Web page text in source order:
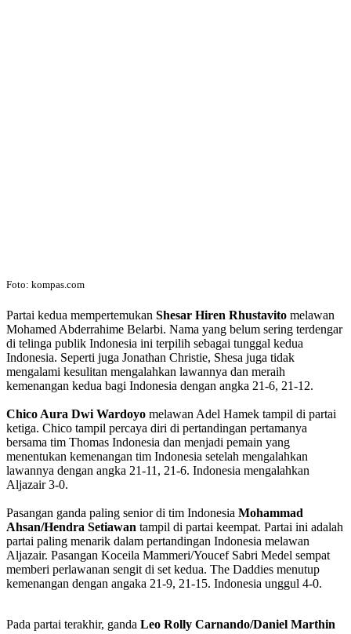
Foto: kompas.com
Partai kedua mempertemukan Shesar Hiren Rhustavito melawan
Mohamed Abderrahime Belarbi. Nama yang belum sering terdengar
di telinga publik Indonesia ini terpilih sebagai tunggal kedua
Indonesia. Seperti juga Jonathan Christie, Shesa juga tidak
mengalami kesulitan mengalahkan lawannya dan meraih
kemenangan kedua bagi Indonesia dengan angka 21-6, 21-12.
Chico Aura Dwi Wardoyo melawan Adel Hamek tampil di partai
ketiga. Chico tampil percaya diri di pertandingan pertamanya
bersama tim Thomas Indonesia dan menjadi pemain yang
menentukan kemenangan tim Indonesia setelah mengalahkan
lawannya dengan angka 21-11, 21-6. Indonesia mengalahkan
Aljazair 3-0.
Pasangan ganda paling senior di tim Indonesia Mohammad
Ahsan/Hendra Setiawan tampil di partai keempat. Partai ini adalah
partai paling menarik dalam pertandingan Indonesia melawan
Aljazair. Pasangan Koceila Mammeri/Youcef Sabri Medel sempat
memberi perlawanan sengit di set kedua. The Daddies menutup
kemenangan dengan angaka 21-9, 21-15. Indonesia unggul 4-0.
Pada partai terakhir, ganda Leo Rolly Carnando/Daniel Marthin